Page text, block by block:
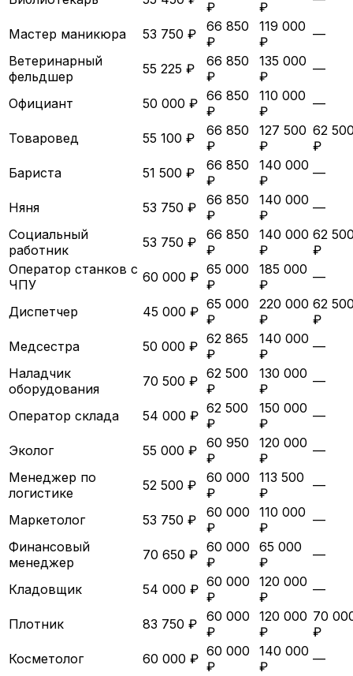
₽ ₽
Мастер маникюра 53 750 ₽
66 850
₽
119 000
₽
—
Ветеринарный
фельдшер
55 225 ₽
66 850
₽
135 000
₽
—
Официант 50 000 ₽ 66 850
₽
110 000
₽
—
Товаровед 55 100 ₽
66 850
₽
127 500
₽
62
₽
Бариста
51 500 ₽
66 850
₽
140 000
₽
—
Няня 53 750 ₽
66 850
₽
140 000
₽
—
Социальный
работник
53 750 ₽
66 850
₽
140 000
₽
62
₽
Оператор станков с
ЧПУ
60 000 ₽ 65 000
₽
185 000
₽
—
Диспетчер 45 000 ₽ 65 000
₽
220 000
₽
62
₽
Медсестра
50 000 ₽ 62 865
₽
140 000
₽
—
Наладчик
оборудования
70 500 ₽ 62 500
₽
130 000
₽
—
Оператор склада 54 000 ₽ 62 500
₽
150 000
₽
—
Эколог 55 000 ₽ 60 950
₽
120 000
₽
—
Менеджер по
логистике
52 500 ₽
60 000
₽
113 500
₽
—
Маркетолог 53 750 ₽
60 000
₽
110 000
₽
—
Финансовый
менеджер
70 650 ₽ 60 000
₽
65 000
₽
—
Кладовщик 54 000 ₽ 60 000
₽
120 000
₽
—
Плотник 83 750 ₽ 60 000
₽
120 000
₽
70
₽
Косметолог
60 000 ₽ 60 000
₽
140 000
₽
—